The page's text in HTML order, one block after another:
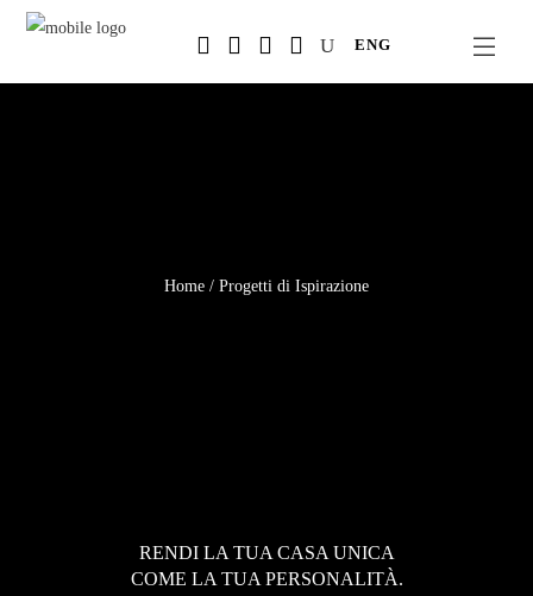
Salta
contenuto
ENG
Home / Progetti di Ispirazione
RENDI LA TUA CASA UNICA
COME LA TUA PERSONALITÀ.